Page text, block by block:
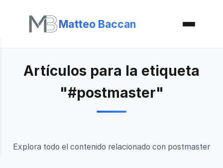
Matteo Baccan
Artículos para la etiqueta
"#postmaster"
Explora todo el contenido relacionado con postmaster